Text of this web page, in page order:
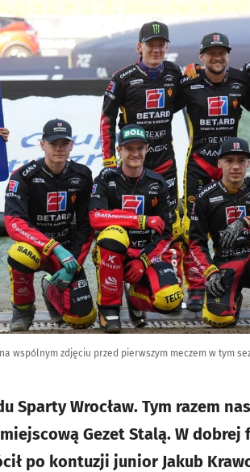
wspólnym zdjęciu przed pierwszym meczem w tym
Sparty Wrocław. Tym razem
Gezet Stalą. W
po kontuzji junior Jakub